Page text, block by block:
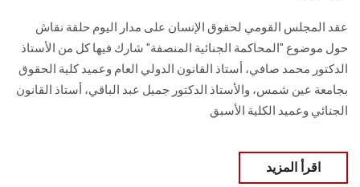
سجل الان
عقد المجلس القومي لحقوق الإنسان على مدار اليوم حلقة نقاش
حول موضوع "المحاكمة الجنائية المنصفة" شارك فيها كل من الأستاذ
الدكتور محمد صافي، أستاذ القانون الدولي العام وعميد كلية الحقوق
بجامعة عين شمس، والأستاذ الدكتور جميل عبد الباقي، أستاذ القانون
الجنائي وعميد الكلية الأسبق
اقرأ المزيد